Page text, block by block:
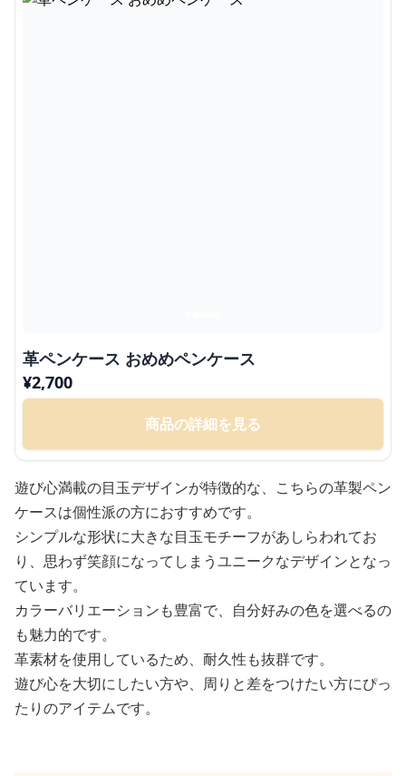
革ペンケース おめめペンケース
¥2,700
商品の詳細を見る
遊び心満載の目玉デザインが特徴的な、こちらの革製ペン
ケースは個性派の方におすすめです。
シンプルな形状に大きな目玉モチーフがあしらわれてお
り、思わず笑顔になってしまうユニークなデザインとなっ
ています。
カラーバリエーションも豊富で、自分好みの色を選べるの
も魅力的です。
革素材を使用しているため、耐久性も抜群です。
遊び心を大切にしたい方や、周りと差をつけたい方にぴっ
たりのアイテムです。